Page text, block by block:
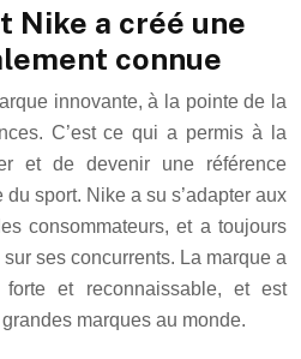
Nike a créé une
connue
innovante, à la pointe de la
C’est ce qui a permis à la
et de devenir une référence
sport. Nike a su s’adapter aux
consommateurs, et a toujours
ses concurrents. La marque a
et reconnaissable, et est
marques au monde.